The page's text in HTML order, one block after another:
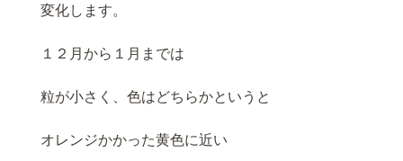
変化します。
１２月から１月までは
粒が小さく、色はどちらかというと
オレンジかかった黄色に近い